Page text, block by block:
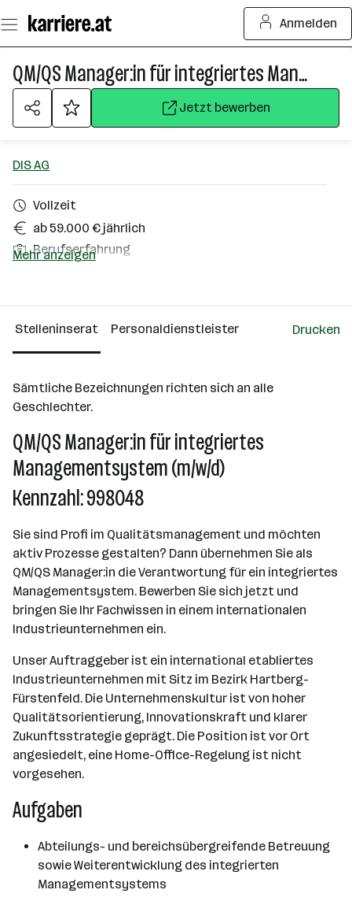
Seiteninhalt
springen
Anmelden
QM/QS Manager:in für integriertes Managementsystem (m/w/d)
Jetzt bewerben
DIS AG
Vollzeit
ab 59.000 € jährlich
Berufserfahrung
Mehr anzeigen
Stelleninserat Personaldienstleister Drucken
Sämtliche Bezeichnungen richten sich an alle
Geschlechter.
QM/QS Manager:in für integriertes
Managementsystem (m/w/d)
Kennzahl: 998048
Sie sind Profi im Qualitätsmanagement und möchten
aktiv Prozesse gestalten? Dann übernehmen Sie als
QM/QS Manager:in die Verantwortung für ein integriertes
Managementsystem. Bewerben Sie sich jetzt und
bringen Sie Ihr Fachwissen in einem internationalen
Industrieunternehmen ein.
Unser Auftraggeber ist ein international etabliertes
Industrieunternehmen mit Sitz im Bezirk Hartberg-
Fürstenfeld. Die Unternehmenskultur ist von hoher
Qualitätsorientierung, Innovationskraft und klarer
Zukunftsstrategie geprägt. Die Position ist vor Ort
angesiedelt, eine Home-Office-Regelung ist nicht
vorgesehen.
Aufgaben
Abteilungs- und bereichsübergreifende Betreuung
sowie Weiterentwicklung des integrierten
Managementsystems